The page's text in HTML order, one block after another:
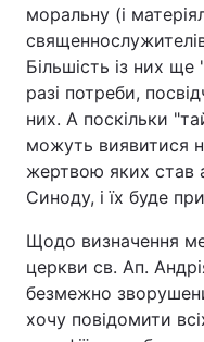
моральну (і
Більшість із них
разі потреби,
них. А поскільки
можуть виявитися
жертвою яких став
Синоду, і їх буде
Щодо визначення
церкви св. Ап.
безмежно
хочу повідомити